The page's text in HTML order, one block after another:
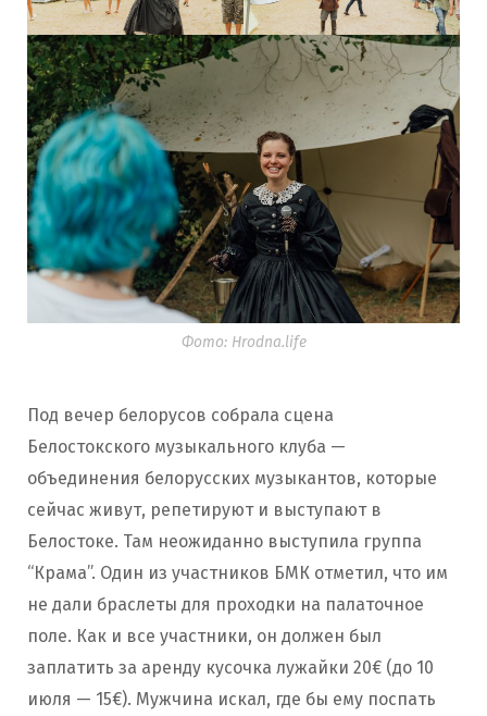
Фото: Hrodna.life
Под вечер белорусов собрала сцена
Белостокского музыкального клуба —
объединения белорусских музыкантов, которые
сейчас живут, репетируют и выступают в
Белостоке. Там неожиданно выступила группа
“Крама”. Один из участников БМК отметил, что им
не дали браслеты для проходки на палаточное
поле. Как и все участники, он должен был
заплатить за аренду кусочка лужайки 20€ (до 10
июля — 15€). Мужчина искал, где бы ему поспать